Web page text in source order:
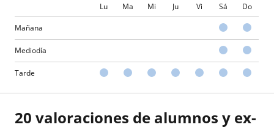
Lu Ma Mi Ju Vi Sá Do
Mañana
Mediodía
Tarde
20 valoraciones de alumnos y ex-